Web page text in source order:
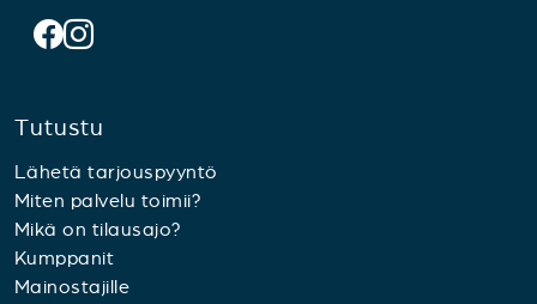
Tutustu
Lähetä tarjouspyyntö
Miten palvelu toimii?
Mikä on tilausajo?
Kumppanit
Mainostajille